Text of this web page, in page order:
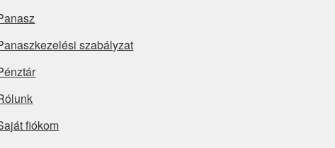
szabályzat
fiókom